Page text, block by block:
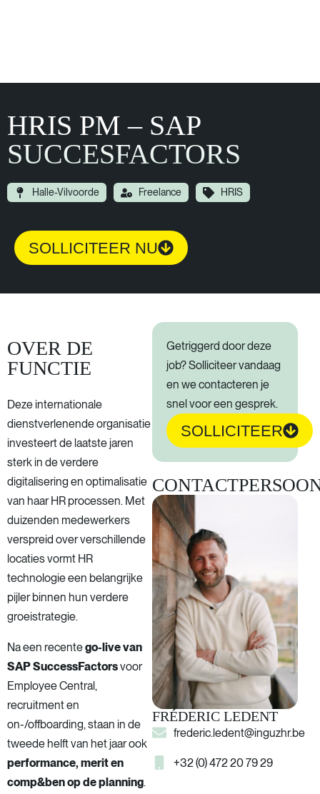
HRIS PM – SAP
SUCCESFACTORS
Halle-Vilvoorde Freelance HRIS
SOLLICITEER NU
Getriggerd door deze
job? Solliciteer vandaag
en we contacteren je
snel voor een gesprek.
SOLLICITEER
FRÉDERIC LEDENT
frederic.ledent@inguzhr.be
+32 (0) 472 20 79 29
OVER DE
FUNCTIE
Deze internationale
dienstverlenende organisatie
investeert de laatste jaren
sterk in de verdere
digitalisering en optimalisatie
van haar HR processen. Met
duizenden medewerkers
verspreid over verschillende
locaties vormt HR
technologie een belangrijke
pijler binnen hun verdere
groeistrategie.
Na een recentego-live van
SAP SuccessFactorsvoor
Employee Central,
recruitment en
on-/offboarding, staan in de
tweede helft van het jaar ook
performance, merit en
comp&ben op de planning.